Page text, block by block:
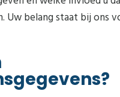
Uw belang staat bij ons